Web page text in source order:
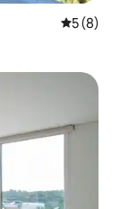
5 de
5 (8)